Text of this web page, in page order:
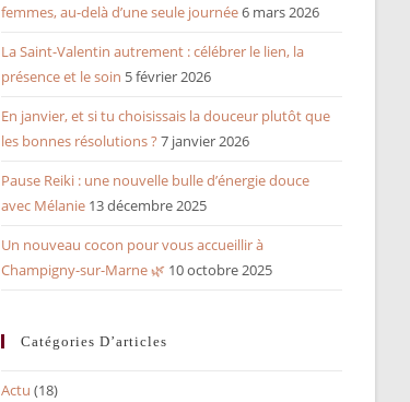
femmes, au-delà d’une seule journée6 mars 2026
La Saint-Valentin autrement : célébrer le lien, la
présence et le soin 5 février 2026
En janvier, et si tu choisissais la douceur plutôt que
les bonnes résolutions ? 7 janvier 2026
Pause Reiki : une nouvelle bulle d’énergie douce
avec Mélanie 13 décembre 2025
Un nouveau cocon pour vous accueillir à
Champigny-sur-Marne 🌿 10 octobre 2025
Catégories D’articles
Actu (18)